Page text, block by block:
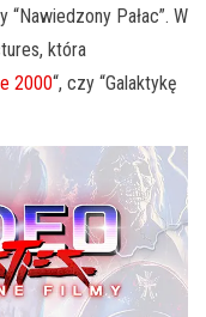
“Nawiedzony Pałac”. W
która
2000“, czy “Galaktykę